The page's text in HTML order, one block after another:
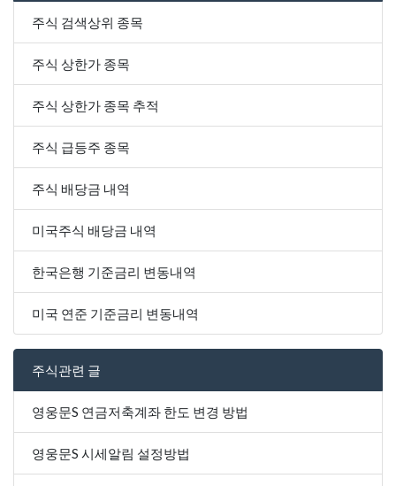
주식 검색상위 종목
주식 상한가 종목
주식 상한가 종목 추적
주식 급등주 종목
주식 배당금 내역
미국주식 배당금 내역
한국은행 기준금리 변동내역
미국 연준 기준금리 변동내역
주식관련 글
영웅문S 연금저축계좌 한도 변경 방법
영웅문S 시세알림 설정방법